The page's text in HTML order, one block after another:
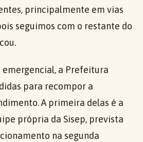
principalmente em vias
seguimos com o restante do
a Prefeitura
para recompor a
A primeira delas é a
própria da Sisep, prevista
na segunda